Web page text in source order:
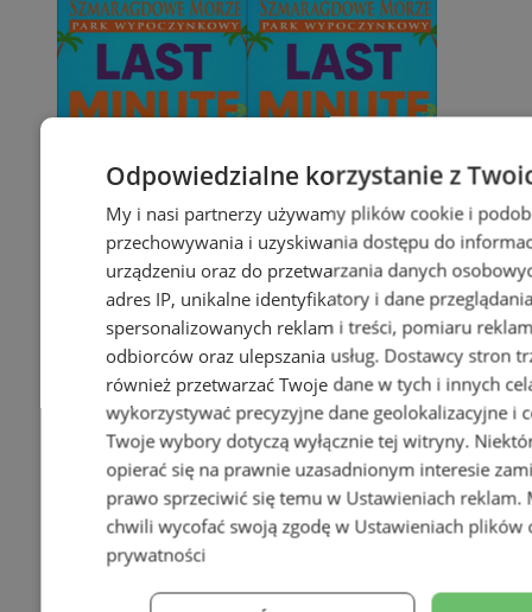
Odpowiedzialne korzystanie z
My i nasi partnerzy używamy plików cookie i
przechowywania i uzyskiwania dostępu do
urządzeniu oraz do przetwarzania danych
adres IP, unikalne identyfikatory i dane
spersonalizowanych reklam i treści, pomiaru
odbiorców oraz ulepszania usług. Dostawcy stron
również przetwarzać Twoje dane w tych i innych
wykorzystywać precyzyjne dane geolokalizacyjne i
Twoje wybory dotyczą wyłącznie tej witryny.
opierać się na prawnie uzasadnionym interesie
prawo sprzeciwić się temu w Ustawieniach reklam.
chwili wycofać swoją zgodę w Ustawieniach plików
prywatności